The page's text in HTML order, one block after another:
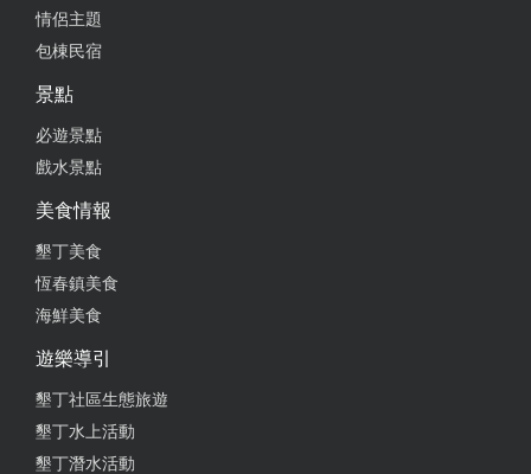
情侶主題
包棟民宿
景點
必遊景點
戲水景點
美食情報
墾丁美食
恆春鎮美食
海鮮美食
遊樂導引
墾丁社區生態旅遊
墾丁水上活動
墾丁潛水活動